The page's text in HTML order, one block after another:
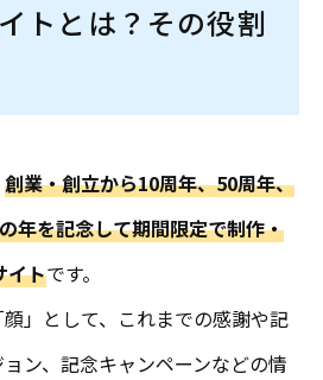
トとは？その役割
創業・創立から10周年、50周年、
年を記念して期間限定で制作・
イトです。
」として、これまでの感謝や記
ン、記念キャンペーンなどの情